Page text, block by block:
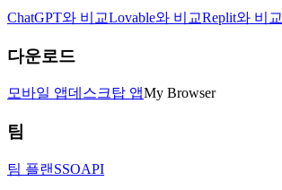
ChatGPT와 비교Lovable와 비교Replit와 비교
다운로드
모바일 앱데스크탑 앱My Browser
팀
팀 플랜 SSOAPI